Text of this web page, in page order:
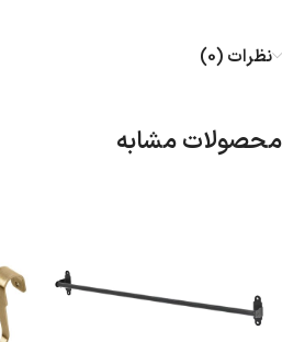
نظرات (0)
محصولات مشابه